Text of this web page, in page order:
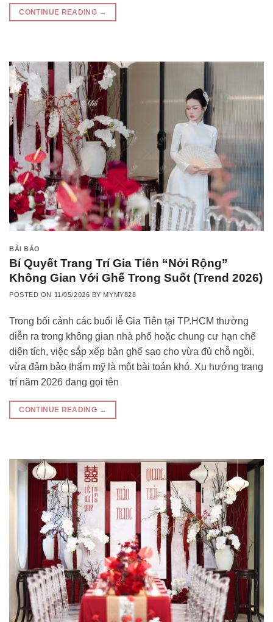
CONTINUE READING →
BÀI BÁO
Bí Quyết Trang Trí Gia Tiên “Nới Rộng”
Không Gian Với Ghế Trong Suốt (Trend 2026)
POSTED ON 11/05/2026 BY MYMY828
Trong bối cảnh các buổi lễ Gia Tiên tại TP.HCM thường
diễn ra trong không gian nhà phố hoặc chung cư hạn chế
diện tích, việc sắp xếp bàn ghế sao cho vừa đủ chỗ ngồi,
vừa đảm bảo thẩm mỹ là một bài toán khó. Xu hướng trang
trí năm 2026 đang gọi tên
CONTINUE READING →